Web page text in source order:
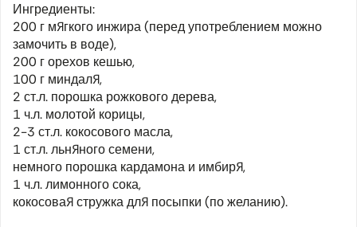
Ингредиенты:
200 г мягкого инжира (перед употреблением можно
замочить в воде),
200 г орехов кешью,
100 г миндаля,
2 ст.л. порошка рожкового дерева,
1 ч.л. молотой корицы,
2-3 ст.л. кокосового масла,
1 ст.л. льняного семени,
немного порошка кардамона и имбиря,
1 ч.л. лимонного сока,
кокосовая стружка для посыпки (по желанию).